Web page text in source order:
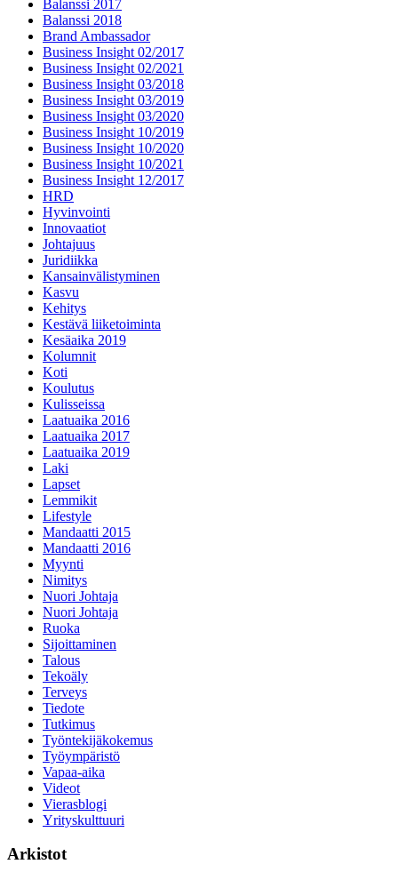
Balanssi 2017
Balanssi 2018
Brand Ambassador
Business Insight 02/2017
Business Insight 02/2021
Business Insight 03/2018
Business Insight 03/2019
Business Insight 03/2020
Business Insight 10/2019
Business Insight 10/2020
Business Insight 10/2021
Business Insight 12/2017
HRD
Hyvinvointi
Innovaatiot
Johtajuus
Juridiikka
Kansainvälistyminen
Kasvu
Kehitys
Kestävä liiketoiminta
Kesäaika 2019
Kolumnit
Koti
Koulutus
Kulisseissa
Laatuaika 2016
Laatuaika 2017
Laatuaika 2019
Laki
Lapset
Lemmikit
Lifestyle
Mandaatti 2015
Mandaatti 2016
Myynti
Nimitys
Nuori Johtaja
Nuori Johtaja
Ruoka
Sijoittaminen
Talous
Tekoäly
Terveys
Tiedote
Tutkimus
Työntekijäkokemus
Työympäristö
Vapaa-aika
Videot
Vierasblogi
Yrityskulttuuri
Arkistot